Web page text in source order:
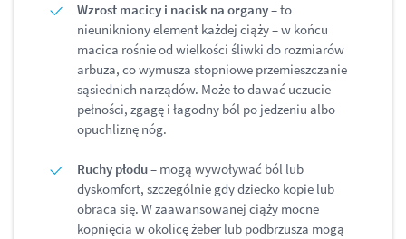
Wzrost macicy i nacisk na organy– to
nieunikniony element każdej ciąży – w końcu
macica rośnie od wielkości śliwki do rozmiarów
arbuza, co wymusza stopniowe przemieszczanie
sąsiednich narządów. Może to dawać uczucie
pełności, zgagę i łagodny ból po jedzeniu albo
opuchliznę nóg.
Ruchy płodu– mogą wywoływać ból lub
dyskomfort, szczególnie gdy dziecko kopie lub
obraca się. W zaawansowanej ciąży mocne
kopnięcia w okolicę żeber lub podbrzusza mogą